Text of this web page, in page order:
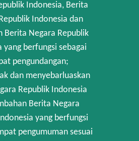
Indonesia, Berita
Indonesia dan
Berita Negara Republik
yang berfungsi sebagai
pengundangan;
dan menyebarluaskan
Republik Indonesia
Berita Negara
yang berfungsi
pengumuman sesuai